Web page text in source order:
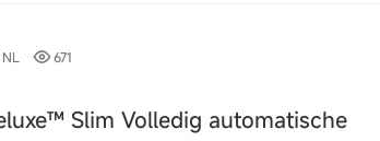
NL 671
Slim Volledig automatische